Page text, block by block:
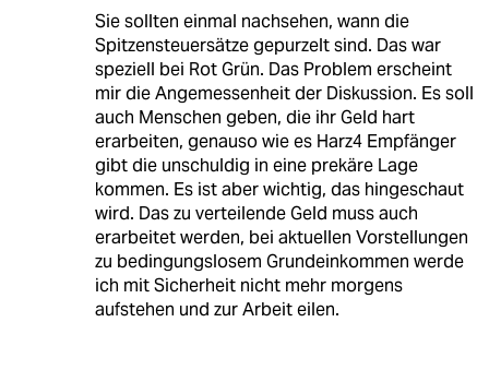
Sie sollten einmal nachsehen, wann die
Spitzensteuersätze gepurzelt sind. Das war
speziell bei Rot Grün. Das Problem erscheint
mir die Angemessenheit der Diskussion. Es soll
auch Menschen geben, die ihr Geld hart
erarbeiten, genauso wie es Harz4 Empfänger
gibt die unschuldig in eine prekäre Lage
kommen. Es ist aber wichtig, das hingeschaut
wird. Das zu verteilende Geld muss auch
erarbeitet werden, bei aktuellen Vorstellungen
zu bedingungslosem Grundeinkommen werde
ich mit Sicherheit nicht mehr morgens
aufstehen und zur Arbeit eilen.